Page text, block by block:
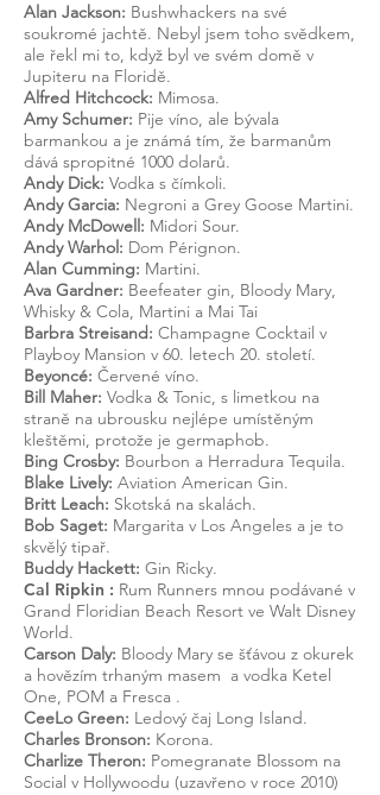
Alan Jackson: Bushwhackers na své
soukromé jachtě. Nebyl jsem toho svědkem,
ale řekl mi to, když byl ve svém domě v
Jupiteru na Floridě.
Alfred Hitchcock: Mimosa.
Amy Schumer: Pije víno, ale bývala
barmankou a je známá tím, že barmanům
dává spropitné 1000 dolarů.
Andy Dick: Vodka s čímkoli.
Andy Garcia: Negroni a Grey Goose Martini.
Andy McDowell: Midori Sour.
Andy Warhol: Dom Pérignon.
Alan Cumming: Martini.
Ava Gardner: Beefeater gin, Bloody Mary,
Whisky & Cola, Martini a Mai Tai
Barbra Streisand: Champagne Cocktail v
Playboy Mansion v 60. letech 20. století.
Beyoncé: Červené víno.
Bill Maher: Vodka & Tonic, s limetkou na
straně na ubrousku nejlépe umístěným
kleštěmi, protože je germaphob.
Bing Crosby: Bourbon a Herradura Tequila.
Blake Lively: Aviation American Gin.
Britt Leach: Skotská na skalách.
Bob Saget: Margarita v Los Angeles a je to
skvělý tipař.
Buddy Hackett: Gin Ricky.
Cal Ripkin : Rum Runners mnou podávané v
Grand Floridian Beach Resort ve Walt Disney
World.
Carson Daly: Bloody Mary se šťávou z okurek
a hovězím trhaným masem a vodka Ketel
One, POM a Fresca .
CeeLo Green: Ledový čaj Long Island.
Charles Bronson: Korona.
Charlize Theron: Pomegranate Blossom na
Social v Hollywoodu (uzavřeno v roce 2010)